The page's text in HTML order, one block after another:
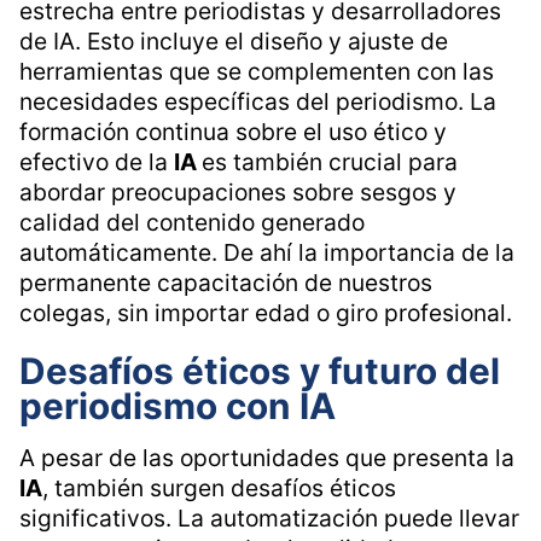
estrecha entre periodistas y desarrolladores
de IA. Esto incluye el diseño y ajuste de
herramientas que se complementen con las
necesidades específicas del periodismo. La
formación continua sobre el uso ético y
efectivo de la IA es también crucial para
abordar preocupaciones sobre sesgos y
calidad del contenido generado
automáticamente. De ahí la importancia de la
permanente capacitación de nuestros
colegas, sin importar edad o giro profesional.
Desafíos éticos y futuro del
periodismo con IA
A pesar de las oportunidades que presenta la
IA, también surgen desafíos éticos
significativos. La automatización puede llevar